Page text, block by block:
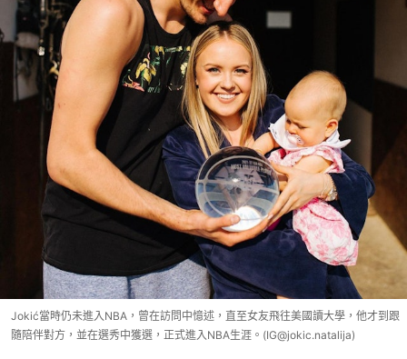
Jokić當時仍未進入NBA，曾在訪問中憶述，直至女友飛往美國讀大學，他才到跟
隨陪伴對方，並在選秀中獲選，正式進入NBA生涯。(IG@jokic.natalija)